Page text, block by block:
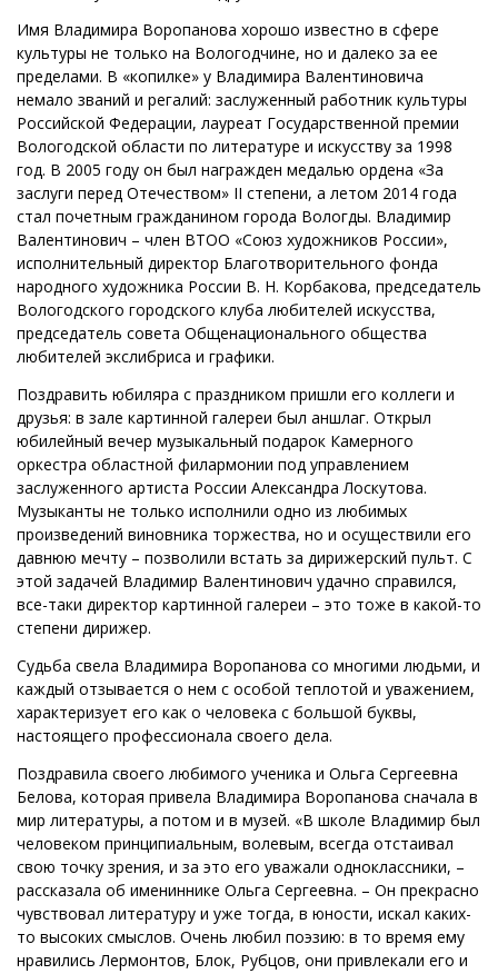
Имя Владимира Воропанова хорошо известно в сфере
культуры не только на Вологодчине, но и далеко за ее
пределами. В «копилке» у Владимира Валентиновича
немало званий и регалий: заслуженный работник культуры
Российской Федерации, лауреат Государственной премии
Вологодской области по литературе и искусству за 1998
год. В 2005 году он был награжден медалью ордена «За
заслуги перед Отечеством» II степени, а летом 2014 года
стал почетным гражданином города Вологды. Владимир
Валентинович – член ВТОО «Союз художников России»,
исполнительный директор Благотворительного фонда
народного художника России В. Н. Корбакова, председатель
Вологодского городского клуба любителей искусства,
председатель совета Общенационального общества
любителей экслибриса и графики.
Поздравить юбиляра с праздником пришли его коллеги и
друзья: в зале картинной галереи был аншлаг. Открыл
юбилейный вечер музыкальный подарок Камерного
оркестра областной филармонии под управлением
заслуженного артиста России Александра Лоскутова.
Музыканты не только исполнили одно из любимых
произведений виновника торжества, но и осуществили его
давнюю мечту – позволили встать за дирижерский пульт. С
этой задачей Владимир Валентинович удачно справился,
все-таки директор картинной галереи – это тоже в какой-то
степени дирижер.
Судьба свела Владимира Воропанова со многими людьми, и
каждый отзывается о нем с особой теплотой и уважением,
характеризует его как о человека с большой буквы,
настоящего профессионала своего дела.
Поздравила своего любимого ученика и Ольга Сергеевна
Белова, которая привела Владимира Воропанова сначала в
мир литературы, а потом и в музей. «В школе Владимир был
человеком принципиальным, волевым, всегда отстаивал
свою точку зрения, и за это его уважали одноклассники, –
рассказала об имениннике Ольга Сергеевна. – Он прекрасно
чувствовал литературу и уже тогда, в юности, искал каких-
то высоких смыслов. Очень любил поэзию: в то время ему
нравились Лермонтов, Блок, Рубцов, они привлекали его и